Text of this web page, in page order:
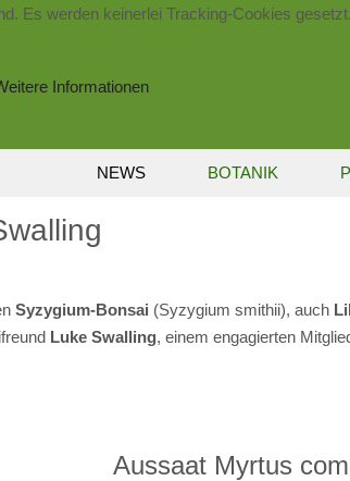
NEWS BOTANIK
Syzygium-Bonsai (Syzygium smithii), auch
Luke Swalling, einem engagierten
Aussaat Myrtus
Es werden keinerlei Tracking-Cookies gesetzt.
Informationen